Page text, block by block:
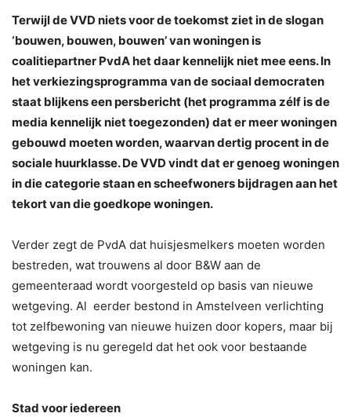
Terwijl de VVD niets voor de toekomst ziet in de slogan
‘bouwen, bouwen, bouwen’ van woningen is
coalitiepartner PvdA het daar kennelijk niet mee eens. In
het verkiezingsprogramma van de sociaal democraten
staat blijkens een persbericht (het programma zélf is de
media kennelijk niet toegezonden) dat er meer woningen
gebouwd moeten worden, waarvan dertig procent in de
sociale huurklasse. De VVD vindt dat er genoeg woningen
in die categorie staan en scheefwoners bijdragen aan het
tekort van die goedkope woningen.
Verder zegt de PvdA dat huisjesmelkers moeten worden
bestreden, wat trouwens al door B&W aan de
gemeenteraad wordt voorgesteld op basis van nieuwe
wetgeving. Al eerder bestond in Amstelveen verlichting
tot zelfbewoning van nieuwe huizen door kopers, maar bij
wetgeving is nu geregeld dat het ook voor bestaande
woningen kan.
Stad voor iedereen